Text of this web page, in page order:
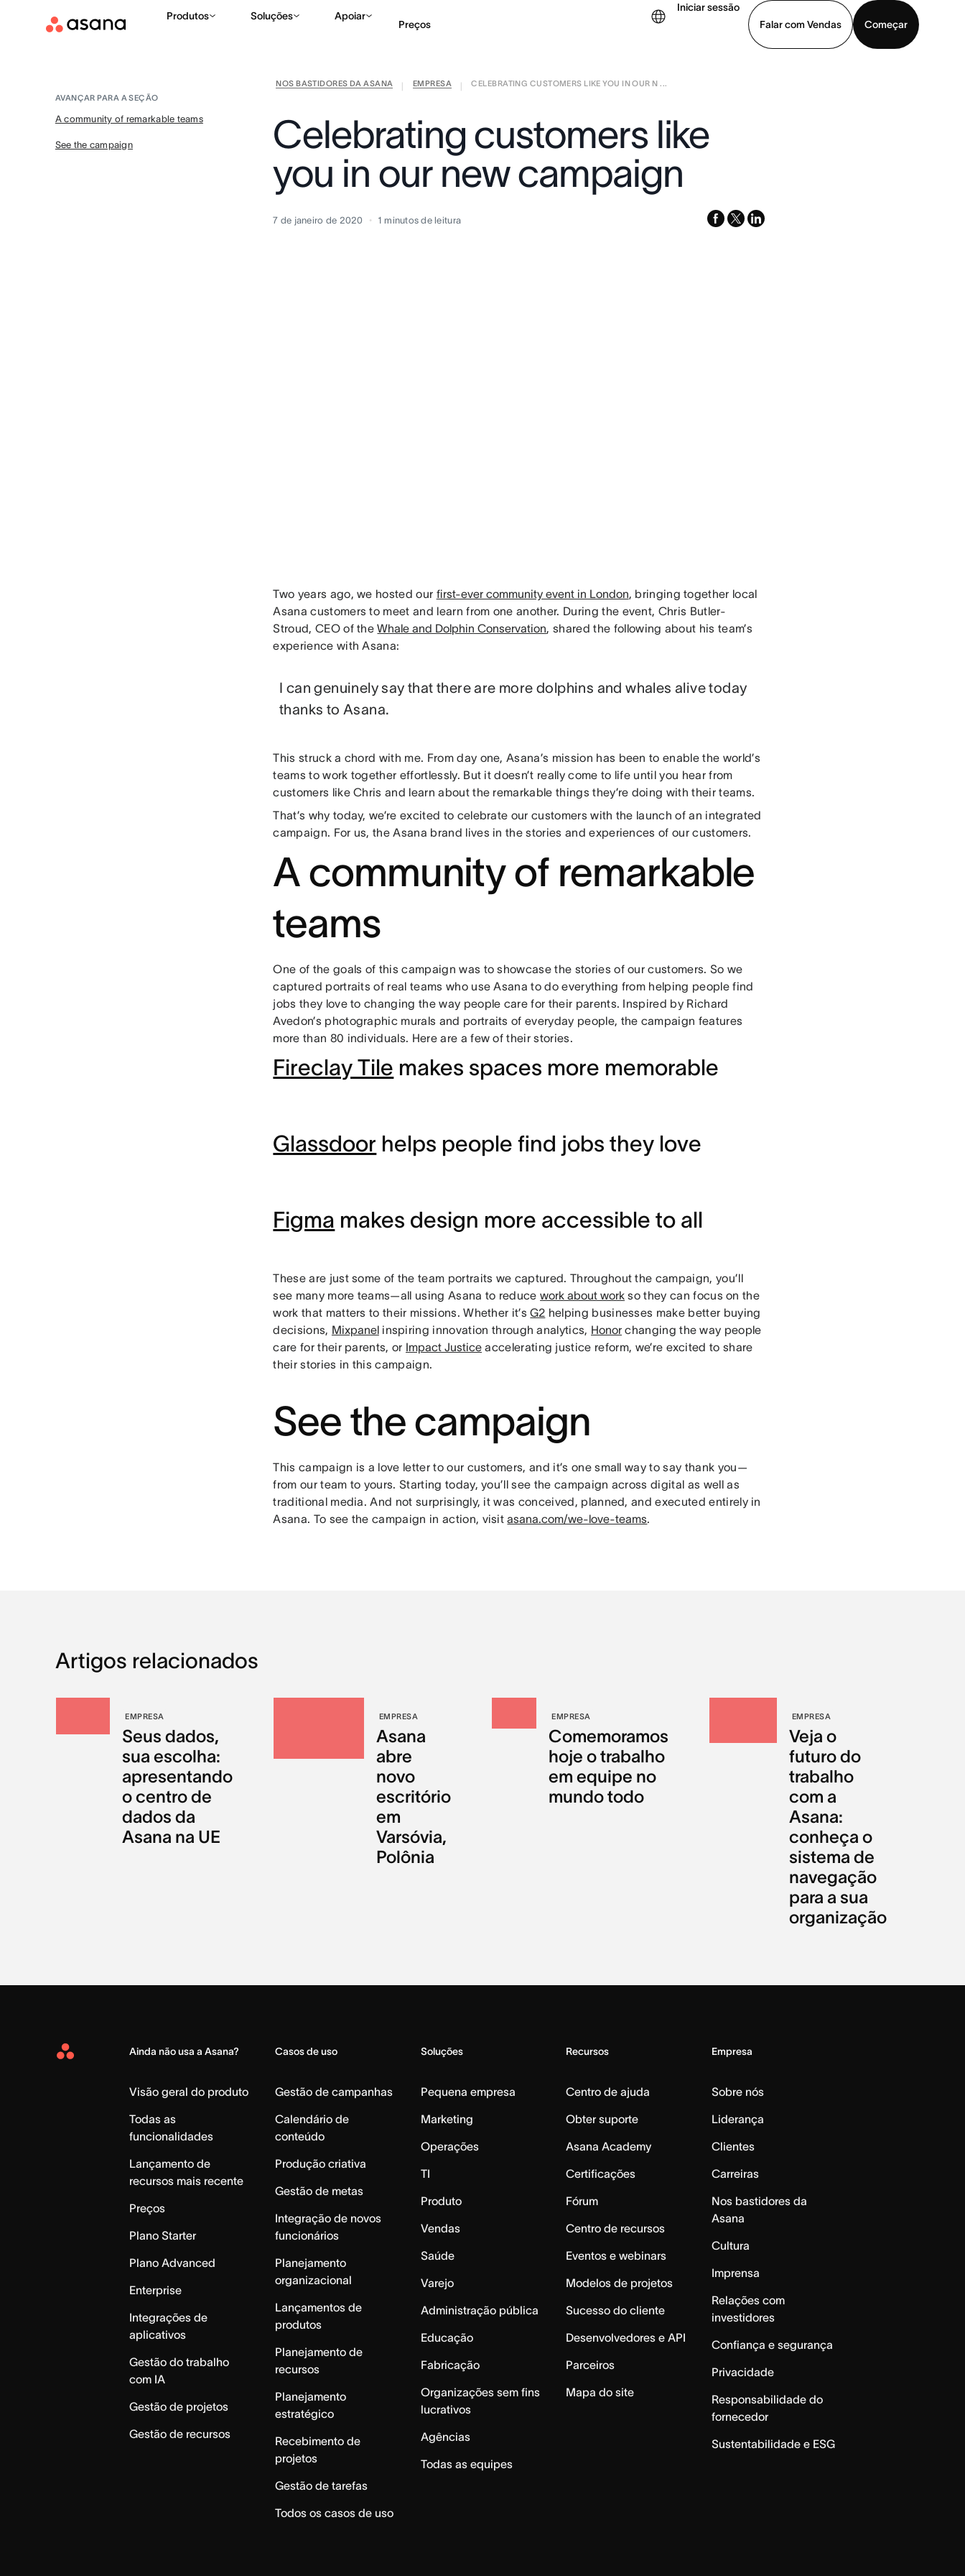
Produtos Soluções Apoiar
Preços
Iniciar sessão
Falar com Vendas
Começar
Falar com Vendas Veja uma demonstração
NOS BASTIDORES DA ASANA EMPRESA
CELEBRATING CUSTOMERS LIKE YOU IN OUR N ...
AVANÇAR PARA A SEÇÃO
A community of remarkable teams
See the campaign
Celebrating customers like
you in our new campaign
7 de janeiro de 2020 1 minutos de leitura facebook
x-
linkedin
Two years ago, we hosted our first-ever community event in London , bringing together local
Asana customers to meet and learn from one another. During the event, Chris Butler-
Stroud, CEO of theWhale and Dolphin Conservation , shared the following about his team’s
experience with Asana:
I can genuinely say that there are more dolphins and whales alive today
thanks to Asana.
This struck a chord with me. From day one, Asana’s mission has been to enable the world’s
teams to work together effortlessly. But it doesn’t really come to life until you hear from
customers like Chris and learn about the remarkable things they’re doing with their teams.
That’s why today, we’re excited to celebrate our customers with the launch of an integrated
campaign. For us, the Asana brand lives in the stories and experiences of our customers.
A community of remarkable
teams
One of the goals of this campaign was to showcase the stories of our customers. So we
captured portraits of real teams who use Asana to do everything from helping people find
jobs they love to changing the way people care for their parents. Inspired by Richard
Avedon’s photographic murals and portraits of everyday people, the campaign features
more than 80 individuals. Here are a few of their stories.
Fireclay Tile makes spaces more memorable
Glassdoor helps people find jobs they love
Figma makes design more accessible to all
These are just some of the team portraits we captured. Throughout the campaign, you’ll
see many more teams—all using Asana to reducework about work so they can focus on the
work that matters to their missions. Whether it’sG2 helping businesses make better buying
decisions, Mixpanelinspiring innovation through analytics, Honor changing the way people
care for their parents, or Impact Justice accelerating justice reform, we’re excited to share
their stories in this campaign.
See the campaign
This campaign is a love letter to our customers, and it’s one small way to say thank you—
from our team to yours. Starting today, you’ll see the campaign across digital as well as
traditional media. And not surprisingly, it was conceived, planned, and executed entirely in
Asana. To see the campaign in action, visitasana.com/we-love-teams
Artigos relacionados
EMPRESA
Seus dados,
sua escolha:
apresentando
o centro de
dados da
Asana na UE
EMPRESA
Asana
abre
novo
escritório
em
Varsóvia,
Polônia
EMPRESA
Comemoramos
hoje o trabalho
em equipe no
mundo todo
EMPRESA
Veja o
futuro do
trabalho
com a
Asana:
conheça o
sistema de
navegação
para a sua
organização
Asana
Ainda não usa a Asana?
Visão geral do produto
Todas as
funcionalidades
Lançamento de
recursos mais recente
Preços
Plano Starter
Plano Advanced
Enterprise
Integrações de
aplicativos
Gestão do trabalho
com IA
Gestão de projetos
Gestão de recursos
Casos de uso
Gestão de campanhas
Calendário de
conteúdo
Produção criativa
Gestão de metas
Integração de novos
funcionários
Planejamento
organizacional
Lançamentos de
produtos
Planejamento de
recursos
Planejamento
estratégico
Recebimento de
projetos
Gestão de tarefas
Todos os casos de uso
Soluções
Pequena empresa
Marketing
Operações
TI
Produto
Vendas
Saúde
Varejo
Administração pública
Educação
Fabricação
Organizações sem fins
lucrativos
Agências
Todas as equipes
Recursos
Centro de ajuda
Obter suporte
Asana Academy
Certificações
Fórum
Centro de recursos
Eventos e webinars
Modelos de projetos
Sucesso do cliente
Desenvolvedores e API
Parceiros
Mapa do site
Empresa
Sobre nós
Liderança
Clientes
Carreiras
Nos bastidores da
Asana
Cultura
Imprensa
Relações com
investidores
Confiança e segurança
Privacidade
Responsabilidade do
fornecedor
Sustentabilidade e ESG